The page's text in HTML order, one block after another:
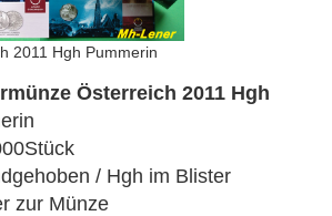
2011 Hgh Pummerin
Österreich 2011 Hgh
/ Hgh im Blister
zur Münze